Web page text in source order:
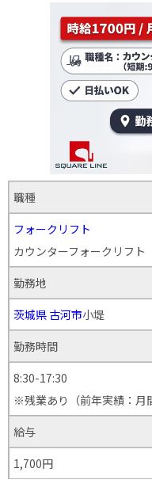
職種
フォークリフト
カウンターフォークリフト
勤務地
茨城県 古河市小堤
勤務時間
8:30-17:30
※残業あり（前年実績：月
給与
1,700円